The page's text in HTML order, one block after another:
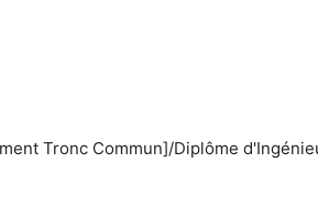
Tronc Commun]/Diplôme